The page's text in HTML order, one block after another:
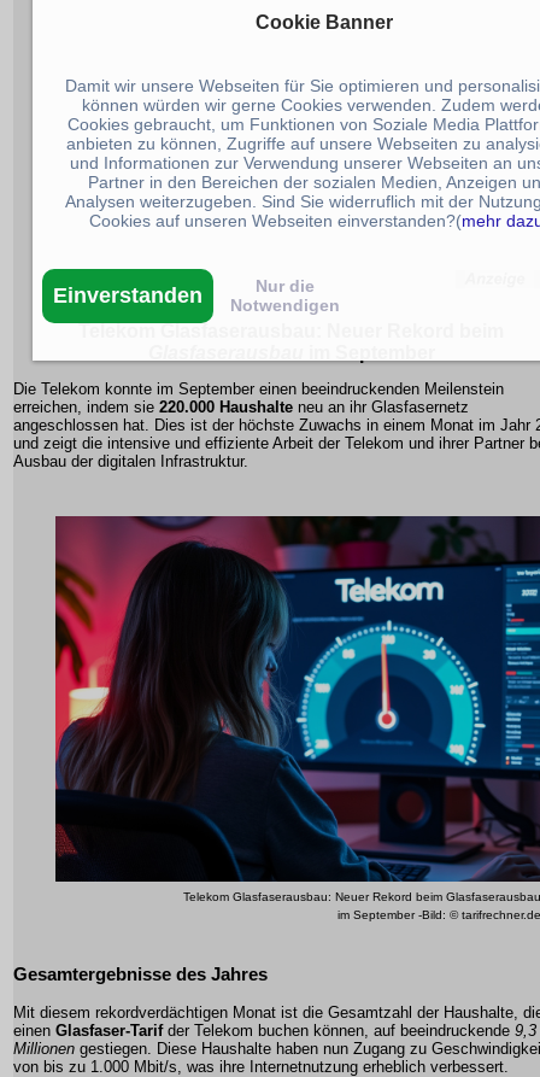
Die Telekom konnte im September einen beeindruckenden Meilenstein
erreichen, indem sie 220.000 Haushalte neu an ihr Glasfasernetz
angeschlossen hat. Dies ist der höchste Zuwachs in einem Monat im Jahr
und zeigt die intensive und effiziente Arbeit der Telekom und ihrer Partner
Ausbau der digitalen Infrastruktur.
Telekom Glasfaserausbau: Neuer Rekord beim Glasfaserausbau
im September -Bild: © tarifrechner.de
Gesamtergebnisse des Jahres
Mit diesem rekordverdächtigen Monat ist die Gesamtzahl der Haushalte,
einen Glasfaser-Tarifder Telekom buchen können, auf beeindruckende 9,3
Millionen gestiegen. Diese Haushalte haben nun Zugang zu
von bis zu 1.000 Mbit/s , was ihre Internetnutzung erheblich verbessert.
Cookie Banner
Damit wir unsere Webseiten für Sie optimieren und
können würden wir gerne Cookies verwenden. Zudem
Cookies gebraucht, um Funktionen von Soziale Media
anbieten zu können, Zugriffe auf unsere Webseiten zu
und Informationen zur Verwendung unserer Webseiten an
Partner in den Bereichen der sozialen Medien, Anzeigen
Analysen weiterzugeben. Sind Sie widerruflich mit der
Cookies auf unseren Webseiten einverstanden?(mehr
Einverstanden
Nur die
Notwendigen